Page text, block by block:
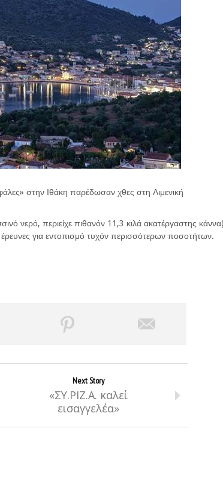
στην Ιθάκη παρέδωσαν χθες στη Λιμενική
νερό, περιείχε πιθανόν 11,3 κιλά ακατέργαστης
για εντοπισμό τυχόν περισσότερων ποσοτήτων.
Next Story
«ΣΥ.ΡΙΖ.Α. καλεί
εισαγγελέα»